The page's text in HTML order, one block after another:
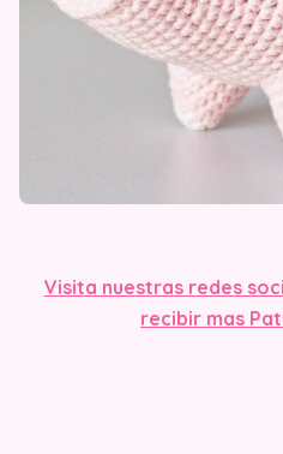
Visita nuestras redes
recibir mas